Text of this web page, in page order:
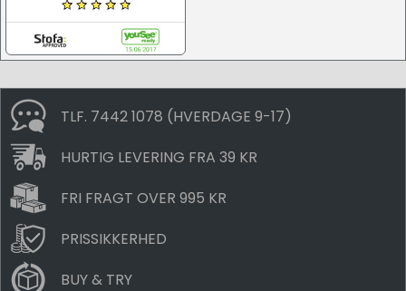
TLF. 7442 1078 (HVERDAGE 9-17)
HURTIG LEVERING FRA 39 KR
FRI FRAGT OVER 995 KR
PRISSIKKERHED
BUY & TRY